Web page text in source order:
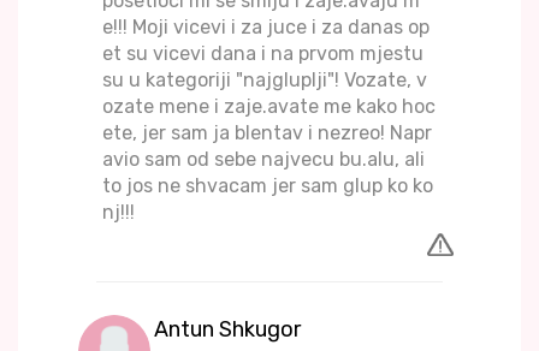
e!!! Moji vicevi i za juce i za danas op
et su vicevi dana i na prvom mjestu
su u kategoriji "najgluplji"! Vozate, v
ozate mene i zaje.avate me kako hoc
ete, jer sam ja blentav i nezreo! Napr
avio sam od sebe najvecu bu.alu, ali
to jos ne shvacam jer sam glup ko ko
nj!!!
Antun Shkugor